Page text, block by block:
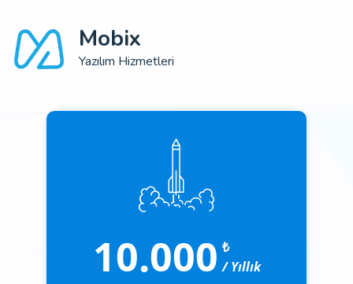
Mobix
Yazılım Hizmetleri
10.000 ₺
/ Yıllık